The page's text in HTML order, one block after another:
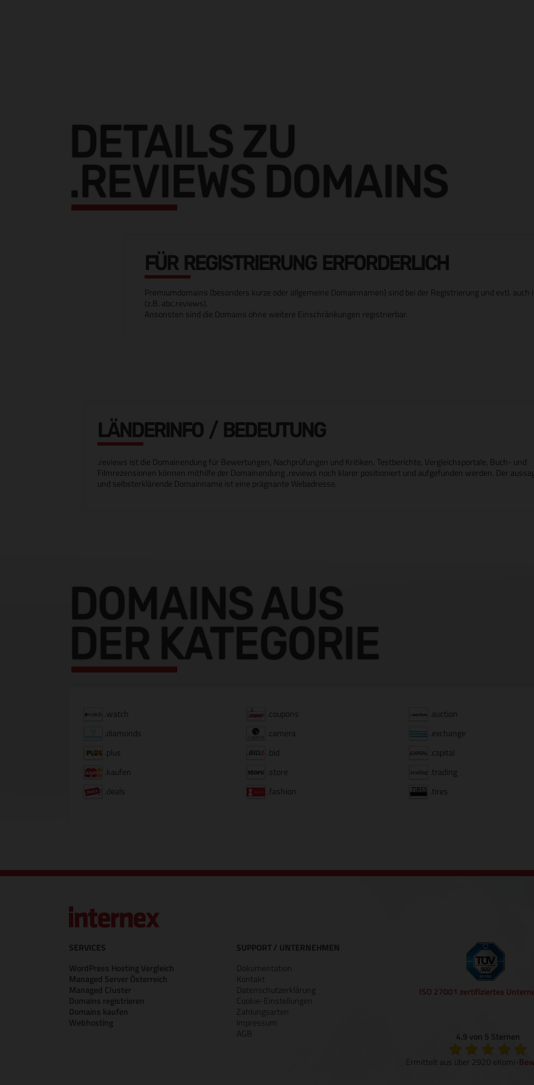
DETAILS ZU
.REVIEWS DOMAINS
FÜR REGISTRIERUNG ERFORDERLICH
Premiumdomains (besonders kurze oder allgemeine Domainnamen) sind bei der Registrierung und evtl.
(z.B. abc.reviews).
Ansonsten sind die Domains ohne weitere Einschränkungen registrierbar.
LÄNDERINFO / BEDEUTUNG
.reviews ist die Domainendung für Bewertungen, Nachprüfungen und Kritiken. Testberichte, Vergleichsportale, Buch- und
Filmrezensionen können mithilfe der Domainendung .reviews noch klarer positioniert und aufgefunden werden. Der
und selbsterklärende Domainname ist eine prägnante Webadresse.
DOMAINS AUS
DER KATEGORIE
.watch .coupons .auction
.diamonds
.camera .exchange
.plus
.bid .capital
.kaufen
.store .trading
.deals
.fashion .tires
SERVICES
WordPress Hosting Vergleich
Managed Server Österreich
Managed Cluster
Domains registrieren
Domains kaufen
Webhosting
SUPPORT / UNTERNEHMEN
Dokumentation
Kontakt
Datenschutzerklärung
Cookie-Einstellungen
Zahlungsarten
Impressum
AGB
ISO 27001 zertifiziertes
4.9 von 5 Sternen
Ermittelt aus über 2920 eKomi-